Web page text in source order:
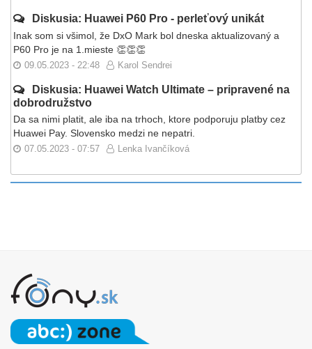
Diskusia: Huawei P60 Pro - perleťový unikát
Inak som si všimol, že DxO Mark bol dneska aktualizovaný a
P60 Pro je na 1.mieste 👏👏👏
09.05.2023 - 22:48 Karol Sendrei
Diskusia: Huawei Watch Ultimate – pripravené na
dobrodružstvo
Da sa nimi platit, ale iba na trhoch, ktore podporuju platby cez
Huawei Pay. Slovensko medzi ne nepatri.
07.05.2023 - 07:57 Lenka Ivančíková